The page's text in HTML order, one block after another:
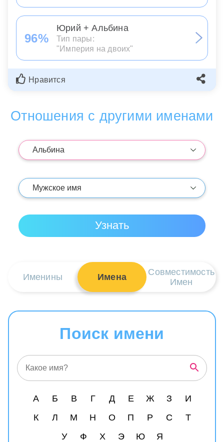
96%
Юрий + Альбина
Тип пары:
"Империя на двоих"
Нравится
Отношения с другими именами
Именины Имена
Совместимость
Имен
Поиск имени
А Б В Г Д Е Ж З
И
К
Л М Н О П Р С
Т
У
Ф Х Э Ю Я